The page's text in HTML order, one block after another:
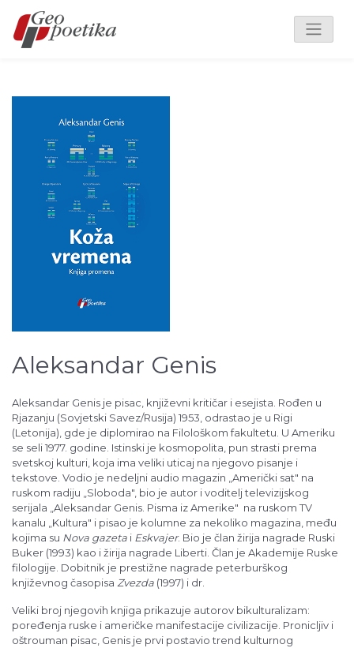
Aleksandar Genis
Aleksandar Genis je pisac, književni kritičar i esejista. Rođen u
Rjazanju (Sovjetski Savez/Rusija) 1953, odrastao je u Rigi
(Letonija), gde je diplomirao na Filološkom fakultetu. U Ameriku
se seli 1977. godine. Istinski je kosmopolita, pun strasti prema
svetskoj kulturi, koja ima veliki uticaj na njegovo pisanje i
tekstove. Vodio je nedeljni audio magazin „Američki sat" na
ruskom radiju „Sloboda", bio je autor i voditelj televizijskog
serijala „Aleksandar Genis. Pisma iz Amerike" na ruskom TV
kanalu „Kultura" i pisao je kolumne za nekoliko magazina, među
kojima su Nova gazeta i Eskvajer. Bio je član žirija nagrade Ruski
Buker (1993) kao i žirija nagrade Liberti. Član je Akademije Ruske
filologije. Dobitnik je prestižne nagrade peterburškog
književnog časopisa Zvezda (1997) i dr.
Veliki broj njegovih knjiga prikazuje autorov bikulturalizam:
poređenja ruske i američke manifestacije civilizacije. Pronicljiv i
oštrouman pisac, Genis je prvi postavio trend kulturnog